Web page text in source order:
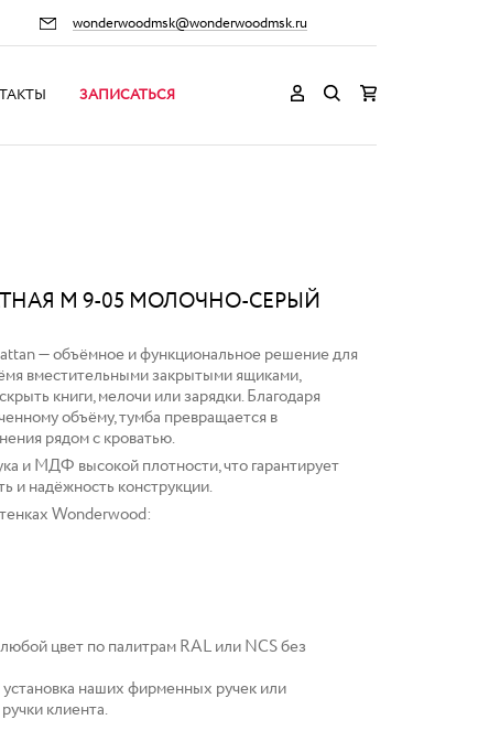
wonderwoodmsk@wonderwoodmsk.ru
ЗАПИСАТЬСЯ
M 9-05 МОЛОЧНО-СЕРЫЙ
— объёмное и функциональное решение для
вместительными закрытыми ящиками,
книги, мелочи или зарядки. Благодаря
объёму, тумба превращается в
рядом с кроватью.
и МДФ высокой плотности, что гарантирует
и надёжность конструкции.
Wonderwood:
цвет по палитрам RAL или NCS без
наших фирменных ручек или
клиента.